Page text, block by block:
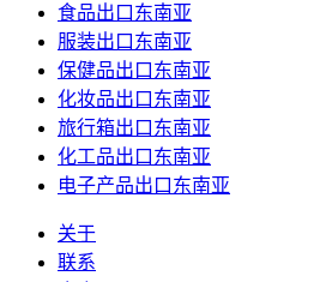
食品出口东南亚
服装出口东南亚
保健品出口东南亚
化妆品出口东南亚
旅行箱出口东南亚
化工品出口东南亚
电子产品出口东南亚
关于
联系